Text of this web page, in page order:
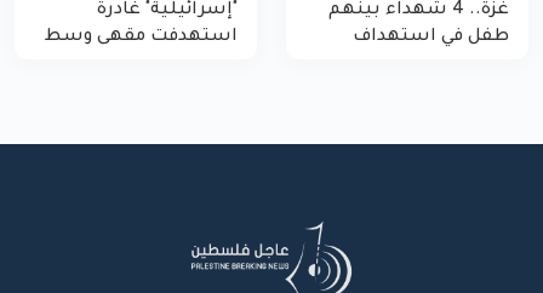
غزة.. 4 شهداء بينهم
طفل في استهداف
"إسرائيلية" غادرة
استهدفت مقهى وسط